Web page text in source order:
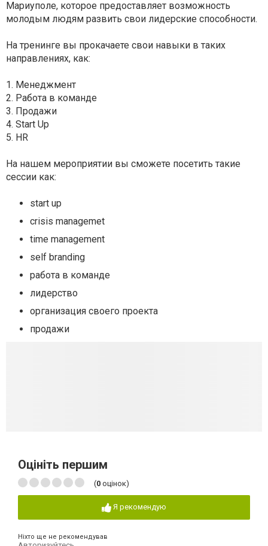
Мариуполе, которое предоставляет возможность
молодым людям развить свои лидерские способности.
На тренинге вы прокачаете свои навыки в таких
направлениях, как:
1. Менеджмент
2. Работа в команде
3. Продажи
4. Start Uр
5. HR
На нашем мероприятии вы сможете посетить такие
сессии как:
start up
crisis managemet
time management
self branding
работа в команде
лидерство
организация своего проекта
продажи
Оцініть першим
(0 оцінок)
Я рекомендую
Ніхто ще не рекомендував